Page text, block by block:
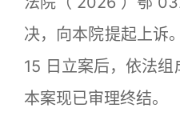
决，向本院提起上诉
15 日立案后，依法组
本案现已审理终结。